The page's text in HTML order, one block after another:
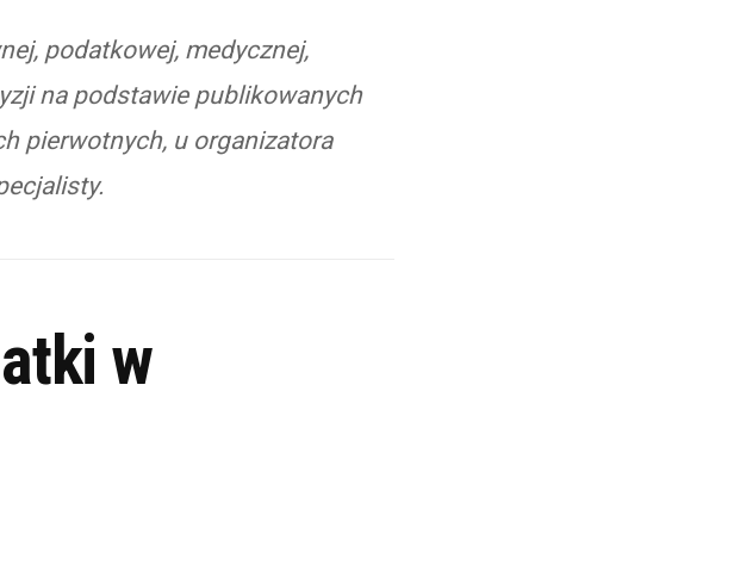
podatkowej, medycznej,
na podstawie publikowanych
pierwotnych, u organizatora
w